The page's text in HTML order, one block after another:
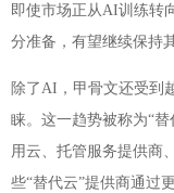
即使市场正从AI训练转
分准备，有望继续保持
除了AI，甲骨文还受到
睐。这一趋势被称为“
用云、托管服务提供商
些“替代云”提供商通过